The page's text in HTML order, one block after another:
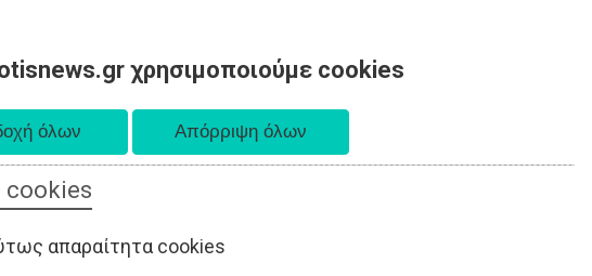
χρησιμοποιούμε cookies
απαραίτητα cookies